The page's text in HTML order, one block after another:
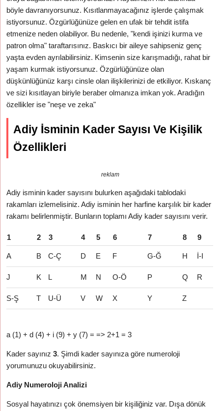
böyle davranıyorsunuz. Kısıtlanmayacağınız işlerde çalışmak
istiyorsunuz. Özgürlüğünüze gelen en ufak bir tehdit istifa
etmenize neden olabiliyor. Bu nedenle, "kendi işinizi kurma ve
patron olma" taraftarısınız. Baskıcı bir aileye sahipseniz genç
yaşta evden ayrılabilirsiniz. Kimsenin size karışmadığı, rahat bir
yaşam kurmak istiyorsunuz. Özgürlüğünüze olan
düşkünlüğünüz karşı cinsle olan ilişkilerinizi de etkiliyor. Kıskanç
ve sizi kısıtlayan biriyle beraber olmanıza imkan yok. Aradığın
özellikler ise "neşe ve zeka"
Adiy İsminin Kader Sayısı Ve Kişilik
Özellikleri
reklam
Adiy isminin kader sayısını bulurken aşağıdaki tablodaki
rakamları izlemelisiniz. Adiy isminin her harfine karşılık bir kader
rakamı belirlenmiştir. Bunların toplamı Adiy kader sayısını verir.
1 2 3 4 5 6 7 8 9
A B C-Ç D E F G-Ğ H İ-I
J K L M N O-Ö P Q R
S-Ş T U-Ü V W X Y Z
a (1) + d (4) + i (9) + y (7) = => 2+1 = 3
Kader sayınız3. Şimdi kader sayınıza göre numeroloji
yorumunuzu okuyabilirsiniz.
Adiy Numeroloji Analizi
Sosyal hayatınızı çok önemsiyen bir kişiliğiniz var. Dışa dönük